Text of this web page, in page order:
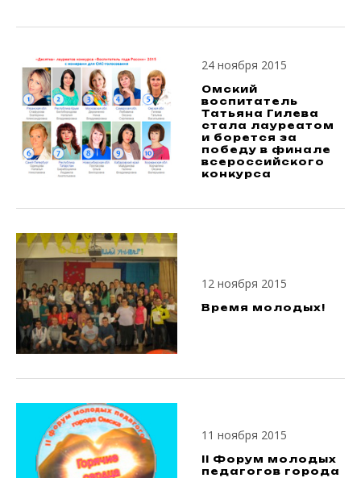
24 ноября 2015
Омский
воспитатель
Татьяна Гилева
стала лауреатом
и борется за
победу в финале
всероссийского
конкурса
12 ноября 2015
Время молодых!
11 ноября 2015
II Форум молодых
педагогов города